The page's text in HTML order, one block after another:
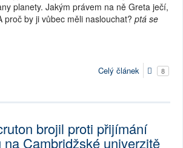
planety. Jakým právem na ně Greta ječí,
proč by ji vůbec měli naslouchat? ptá se
Celý článek 8
brojil proti přijímání
Cambridžské univerzitě